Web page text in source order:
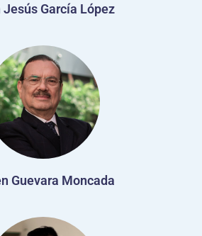
Jesús García López
Guevara Moncada